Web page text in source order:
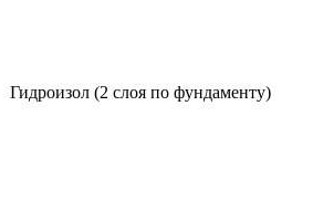
Гидроизол (2 слоя по фундаменту)